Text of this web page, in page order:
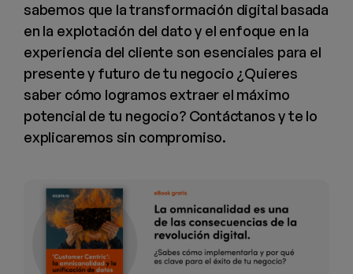
sabemos que la transformación digital basada
en la explotación del dato y el enfoque en la
experiencia del cliente son esenciales para el
presente y futuro de tu negocio ¿Quieres
saber cómo logramos extraer el máximo
potencial de tu negocio? Contáctanos y te lo
explicaremos sin compromiso.